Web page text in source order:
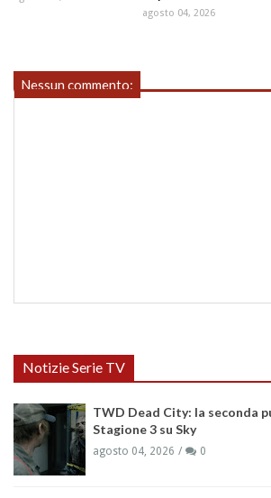
agosto 04, 2026
Nessun commento:
Notizie Serie TV
TWD Dead City: la seconda
Stagione 3 su Sky
agosto 04, 2026 0